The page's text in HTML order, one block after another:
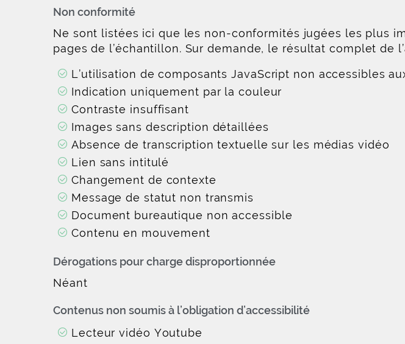
Non conformité
Ne sont listées ici que les non-conformités jugées les plus
pages de l’échantillon. Sur demande, le résultat complet de
L’utilisation de composants JavaScript non accessibles
Indication uniquement par la couleur
Contraste insuffisant
Images sans description détaillées
Absence de transcription textuelle sur les médias vidéo
Lien sans intitulé
Changement de contexte
Message de statut non transmis
Document bureautique non accessible
Contenu en mouvement
Dérogations pour charge disproportionnée
Néant
Contenus non soumis à l’obligation d’accessibilité
Lecteur vidéo Youtube